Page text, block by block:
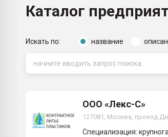
Всё, что касается выдува ПЭТ
бутылок
вакуумного формования
поликарбоната и АБС-пластика
Armaloy PC/ABS-1IM черный цвет
ПЕРЕЙТИ НА ФОРУМ
Каталог
Искать по: название
ООО «Лекс-С»
127081, Москва, проезд
Специализация: